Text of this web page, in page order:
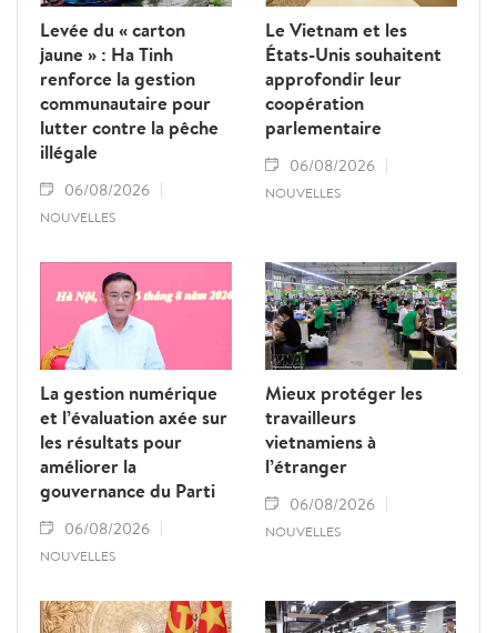
Levée du « carton
jaune » : Ha Tinh
renforce la gestion
communautaire pour
lutter contre la pêche
illégale
06/08/2026
NOUVELLES
Le Vietnam et les
États-Unis souhaitent
approfondir leur
coopération
parlementaire
06/08/2026
NOUVELLES
La gestion numérique
et l’évaluation axée sur
les résultats pour
améliorer la
gouvernance du Parti
06/08/2026
NOUVELLES
Mieux protéger les
travailleurs
vietnamiens à
l’étranger
06/08/2026
NOUVELLES